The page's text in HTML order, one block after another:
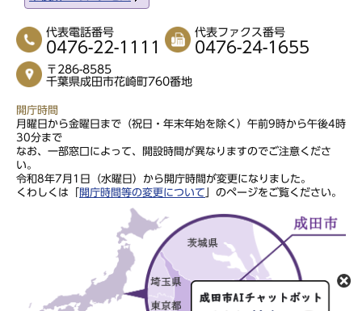
代表電話番号
0476-22-1111
代表ファクス番号
0476-24-1655
〒286-8585
千葉県成田市花崎町760番地
開庁時間
月曜日から金曜日まで（祝日・年末年始を除く）午前9時から午後4時
30分まで
なお、一部窓口によって、開設時間が異なりますのでご注意くださ
い。
令和8年7月1日（水曜日）から開庁時間が変更になりました。
くわしくは「
開庁時間等の変更について 」のページをご覧ください。